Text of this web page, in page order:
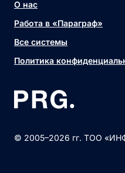
О нас
Работа в «Параграф»
Все системы
Политика
© 2005–2026 гг. ТОО